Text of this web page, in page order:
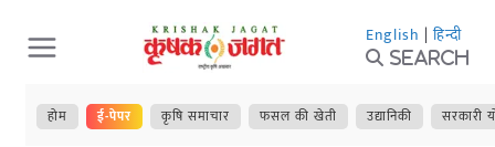
Skip
to
content
English | हिन्दी
Search
होम ई-पेपर कृषि समाचार फसल की खेती उद्यानिकी सरकारी